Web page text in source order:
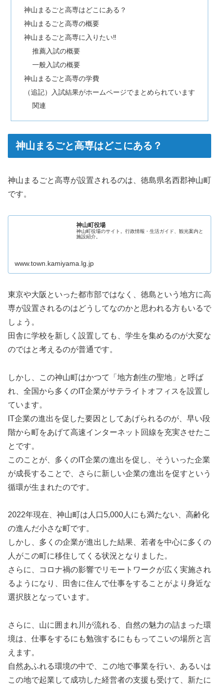
神山まるごと高専はどこにある？
神山まるごと高専の概要
神山まるごと高専に入りたい‼
推薦入試の概要
一般入試の概要
神山まるごと高専の学費
（追記）入試結果がホームページでまとめられています
関連
神山まるごと高専はどこにある？
神山まるごと高専が設置されるのは、徳島県名西郡神山町
です。
神山町役場
神山町役場のサイト。行政情報・生活ガイド、観光案内と
施設紹介。
www.town.kamiyama.lg.jp
東京や大阪といった都市部ではなく、徳島という地方に高
専が設置されるのはどうしてなのかと思われる方もいるで
しょう。
田舎に学校を新しく設置しても、学生を集めるのが大変な
のではと考えるのが普通です。
しかし、この神山町はかつて「地方創生の聖地」と呼ば
れ、全国から多くのIT企業がサテライトオフィスを設置し
ています。
IT企業の進出を促した要因としてあげられるのが、早い段
階から町をあげて高速インターネット回線を充実させたこ
とです。
このことが、多くのIT企業の進出を促し、そういった企業
が成長することで、さらに新しい企業の進出を促すという
循環が生まれたのです。
2022年現在、神山町は人口5,000人にも満たない、高齢化
の進んだ小さな町です。
しかし、多くの企業が進出した結果、若者を中心に多くの
人がこの町に移住してくる状況となりました。
さらに、コロナ禍の影響でリモートワークが広く実施され
るようになり、田舎に住んで仕事をすることがより身近な
選択肢となっています。
さらに、山に囲まれ川が流れる、自然の魅力の詰まった環
境は、仕事をするにも勉強するにももってこいの場所と言
えます。
自然あふれる環境の中で、この地で事業を行い、あるいは
この地で起業して成功した経営者の支援も受けて、新たに